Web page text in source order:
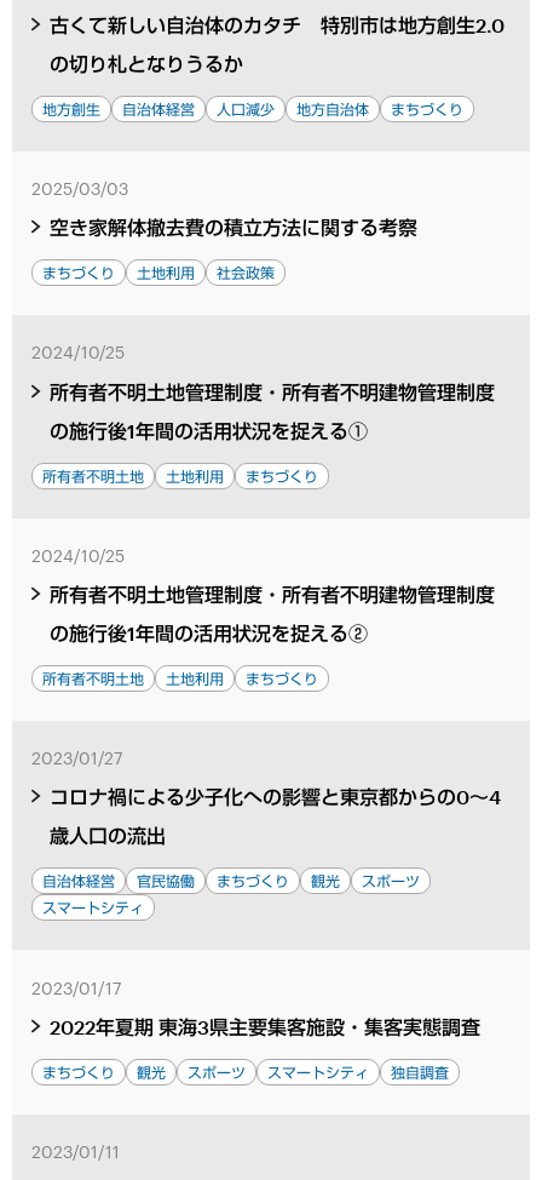
古くて新しい自治体のカタチ 特別市は地方創生2.0
の切り札となりうるか
地方創生 自治体経営 人口減少 地方自治体 まちづくり
2025/03/03
空き家解体撤去費の積立方法に関する考察
まちづくり 土地利用 社会政策
2024/10/25
所有者不明土地管理制度・所有者不明建物管理制度
の施行後1年間の活用状況を捉える①
所有者不明土地 土地利用 まちづくり
2024/10/25
所有者不明土地管理制度・所有者不明建物管理制度
の施行後1年間の活用状況を捉える②
所有者不明土地 土地利用 まちづくり
2023/01/27
コロナ禍による少子化への影響と東京都からの0～4
歳人口の流出
自治体経営 官民協働 まちづくり 観光
スポーツ
スマートシティ
2023/01/17
2022年夏期 東海3県主要集客施設・集客実態調査
まちづくり 観光 スポーツ スマートシティ 独自調査
2023/01/11